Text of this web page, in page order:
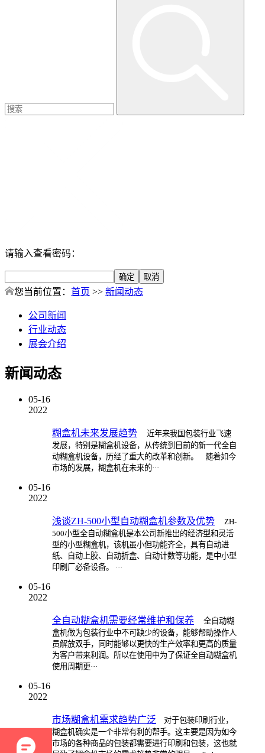
请输入查看密码：
您当前位置： 首页 >> 新闻动态
公司新闻
行业动态
展会介绍
新闻动态
05-16
2022
糊盒机未来发展趋势
近年来我国包装行业飞速
发展，特别是糊盒机设备，从传统到目前的新一代全自
动糊盒机设备，历经了重大的改革和创新。 随着如今
市场的发展，糊盒机在未来的···
05-16
2022
浅谈ZH-500小型自动糊盒机参数及优势
ZH-
500小型全自动糊盒机是本公司新推出的经济型和灵活
型的小型糊盒机，该机虽小但功能齐全，具有自动进
纸、自动上胶、自动折盒、自动计数等功能，是中小型
印刷厂必备设备。 ···
05-16
2022
全自动糊盒机需要经常维护和保养
全自动糊
盒机做为包装行业中不可缺少的设备，能够帮助操作人
员解放双手，同时能够以更快的生产效率和更高的质量
为客户带来利润。所以在使用中为了保证全自动糊盒机
使用周期更···
05-16
2022
市场糊盒机需求趋势广泛
对于包装印刷行业，
糊盒机确实是一个非常有利的帮手。这主要是因为如今
市场的各种商品的包装都需要进行印刷和包装，这也就